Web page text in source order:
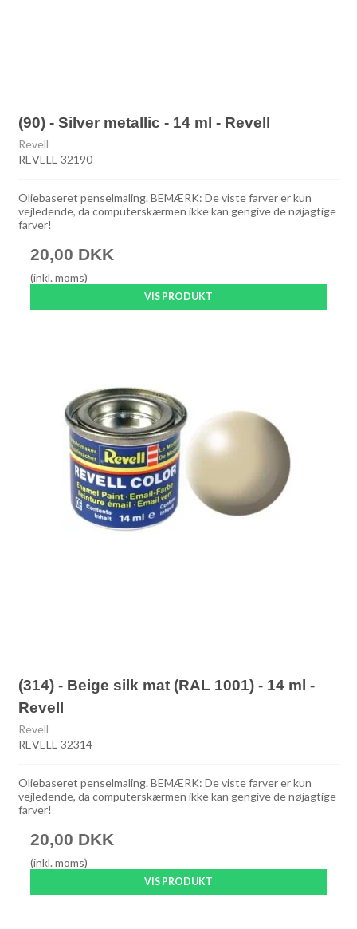
(90) - Silver metallic - 14 ml - Revell
Revell
REVELL-32190
Oliebaseret penselmaling. BEMÆRK: De viste farver er kun
vejledende, da computerskærmen ikke kan gengive de nøjagtige
farver!
20,00 DKK
(inkl. moms)
VIS PRODUKT
(314) - Beige silk mat (RAL 1001) - 14 ml -
Revell
Revell
REVELL-32314
Oliebaseret penselmaling. BEMÆRK: De viste farver er kun
vejledende, da computerskærmen ikke kan gengive de nøjagtige
farver!
20,00 DKK
(inkl. moms)
VIS PRODUKT